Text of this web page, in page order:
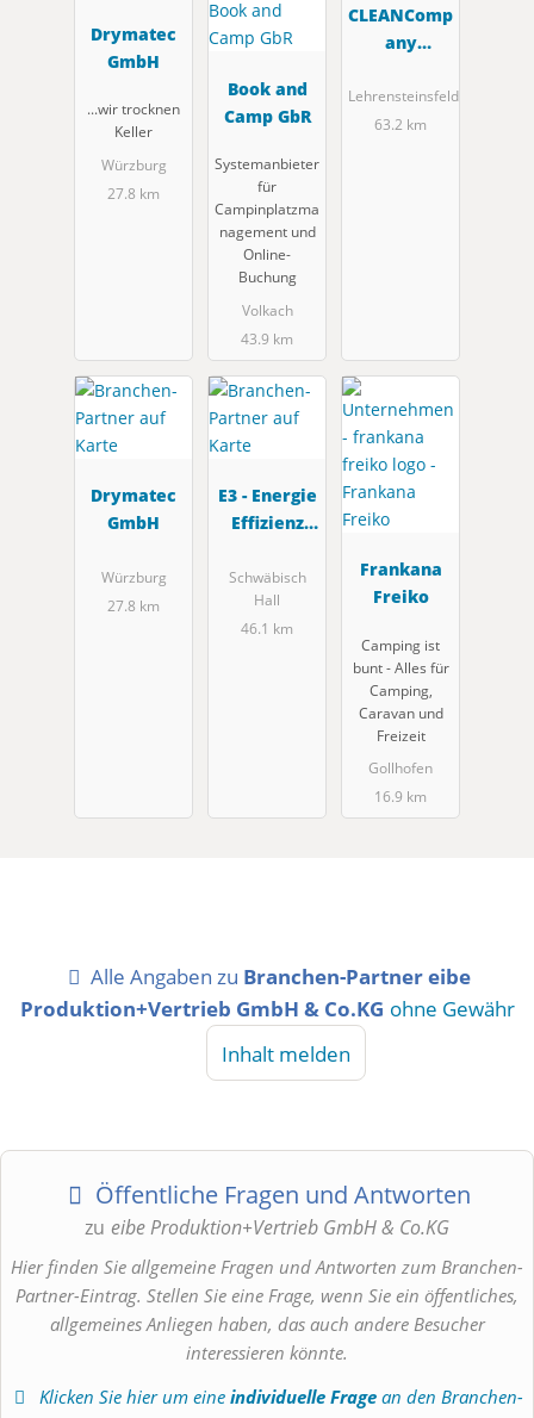
Drymatec
GmbH
...wir trocknen
Keller
Würzburg
27.8 km
Book and
Camp GbR
Systemanbieter
für
Campinplatzma
nagement und
Online-
Buchung
Volkach
43.9 km
CLEANComp
any
rale GmbH
Lehrensteinsfeld
63.2 km
Drymatec
GmbH
Würzburg
27.8 km
E3 - Energie
Effizienz
GmbH
Schwäbisch
Hall
46.1 km
Frankana
Freiko
Camping ist
bunt - Alles für
Camping,
Caravan und
Freizeit
Gollhofen
16.9 km
Alle Angaben zu Branchen-Partner eibe
Produktion+Vertrieb GmbH & Co.KG ohne Gewähr
Inhalt melden
Öffentliche Fragen und Antworten
zu eibe Produktion+Vertrieb GmbH & Co.KG
Hier finden Sie allgemeine Fragen und Antworten zum Branchen-
Partner-Eintrag. Stellen Sie eine Frage, wenn Sie ein öffentliches,
allgemeines Anliegen haben, das auch andere Besucher
interessieren könnte.
Klicken Sie hier um eine individuelle Fragean den Branchen-